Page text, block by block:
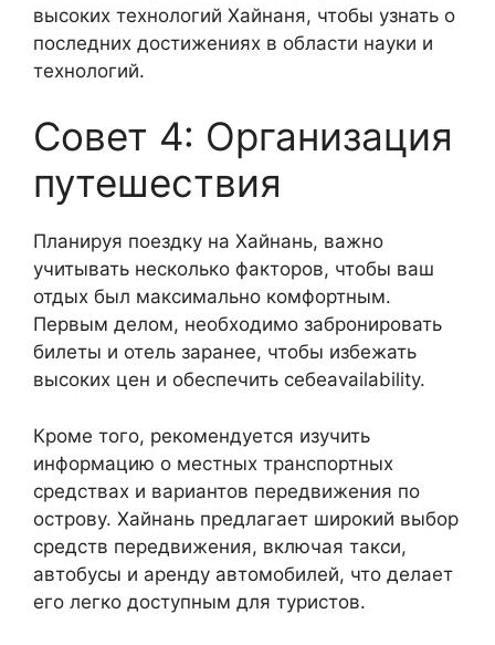
высоких технологий Хайнаня, чтобы узнать о
последних достижениях в области науки и
технологий.
Совет 4: Организация
путешествия
Планируя поездку на Хайнань, важно
учитывать несколько факторов, чтобы ваш
отдых был максимально комфортным.
Первым делом, необходимо забронировать
билеты и отель заранее, чтобы избежать
высоких цен и обеспечить себеavailability.
Кроме того, рекомендуется изучить
информацию о местных транспортных
средствах и вариантов передвижения по
острову. Хайнань предлагает широкий выбор
средств передвижения, включая такси,
автобусы и аренду автомобилей, что делает
его легко доступным для туристов.